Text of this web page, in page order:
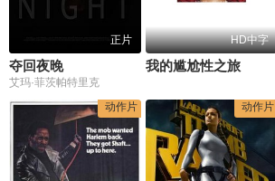
正片
夺回夜晚
艾玛·菲茨帕特里克
HD中字
我的尴尬性之旅
动作片
动作片